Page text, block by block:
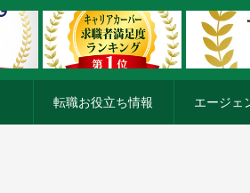
転職お役立ち情報 エージェ